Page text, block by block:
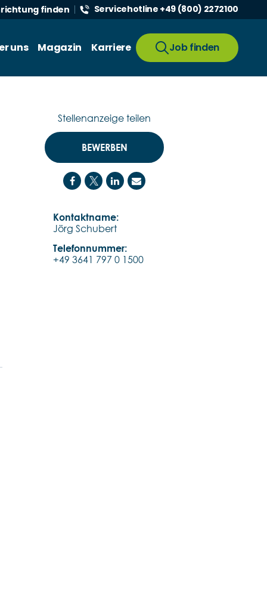
finden Servicehotline +49 (800) 2272100
uns Magazin Karriere Job finden
BEWERBEN
Kontaktname:
Jörg Schubert
Telefonnummer:
+49 3641 797 0 1500
Stellenanzeige teilen